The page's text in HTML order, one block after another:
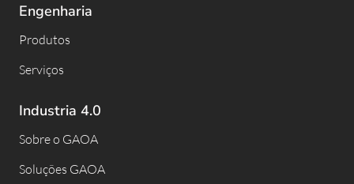
Engenharia
Produtos
Serviços
Industria 4.0
Sobre o GAOA
Soluções GAOA